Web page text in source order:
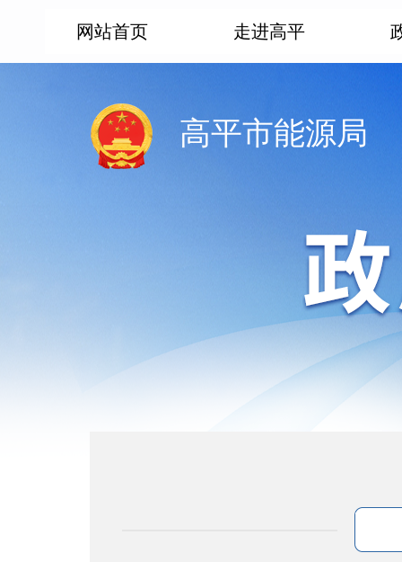
网站首页 走进高平
高平市能源局